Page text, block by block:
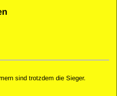
sind trotzdem die Sieger.